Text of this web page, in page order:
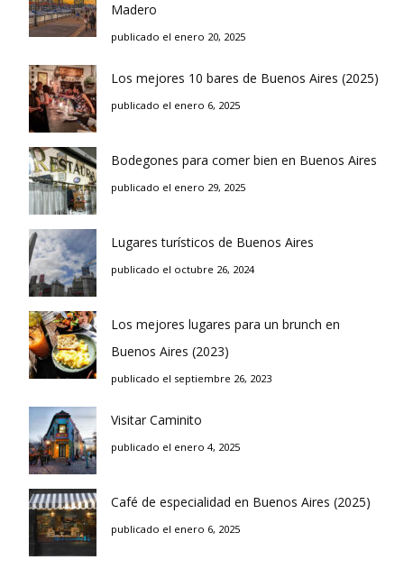
Madero
publicado el enero 20, 2025
Los mejores 10 bares de Buenos Aires (2025)
publicado el enero 6, 2025
Bodegones para comer bien en Buenos Aires
publicado el enero 29, 2025
Lugares turísticos de Buenos Aires
publicado el octubre 26, 2024
Los mejores lugares para un brunch en
Buenos Aires (2023)
publicado el septiembre 26, 2023
Visitar Caminito
publicado el enero 4, 2025
Café de especialidad en Buenos Aires (2025)
publicado el enero 6, 2025